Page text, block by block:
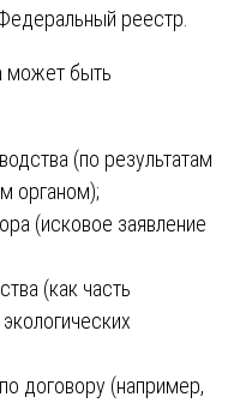
реестр.
может быть
(по результатам
органом);
(исковое заявление
(как часть
договору (например,